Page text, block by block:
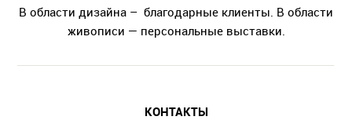
В области дизайна – благодарные клиенты. В области
живописи — персональные выставки.
КОНТАКТЫ